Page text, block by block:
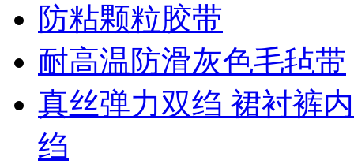
防粘颗粒胶带
耐高温防滑灰色毛毡带
真丝弹力双绉 裙衬裤
绉